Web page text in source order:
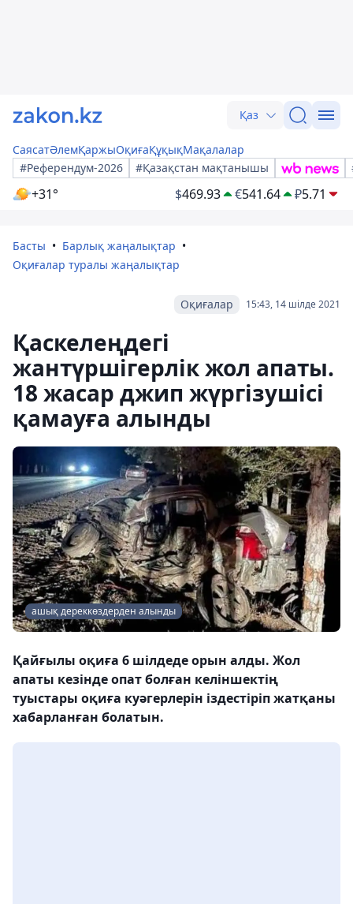
Қаз
СаясатӘлемҚаржыОқиғаҚұқықМақалалар
#Референдум-2026
#Қазақстан мақтанышы
+31° $469.93 €541.64 ₽5.71
Басты
Барлық жаңалықтар
Оқиғалар туралы жаңалықтар
15:43, 14 шілде 2021
Оқиғалар
Қаскелеңдегі
жантүршігерлік жол апаты.
18 жасар джип жүргізушісі
қамауға алынды
ашық дереккөздерден алынды
Қайғылы оқиға 6 шілдеде орын алды. Жол
апаты кезінде опат болған келіншектің
туыстары оқиға куәгерлерін іздестіріп жатқаны
хабарланған болатын.